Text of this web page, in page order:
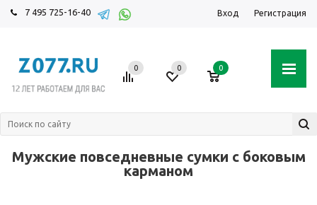
7 495 725-16-40 Вход Регистрация
0 0 0
Мужские повседневные сумки с боковым
карманом